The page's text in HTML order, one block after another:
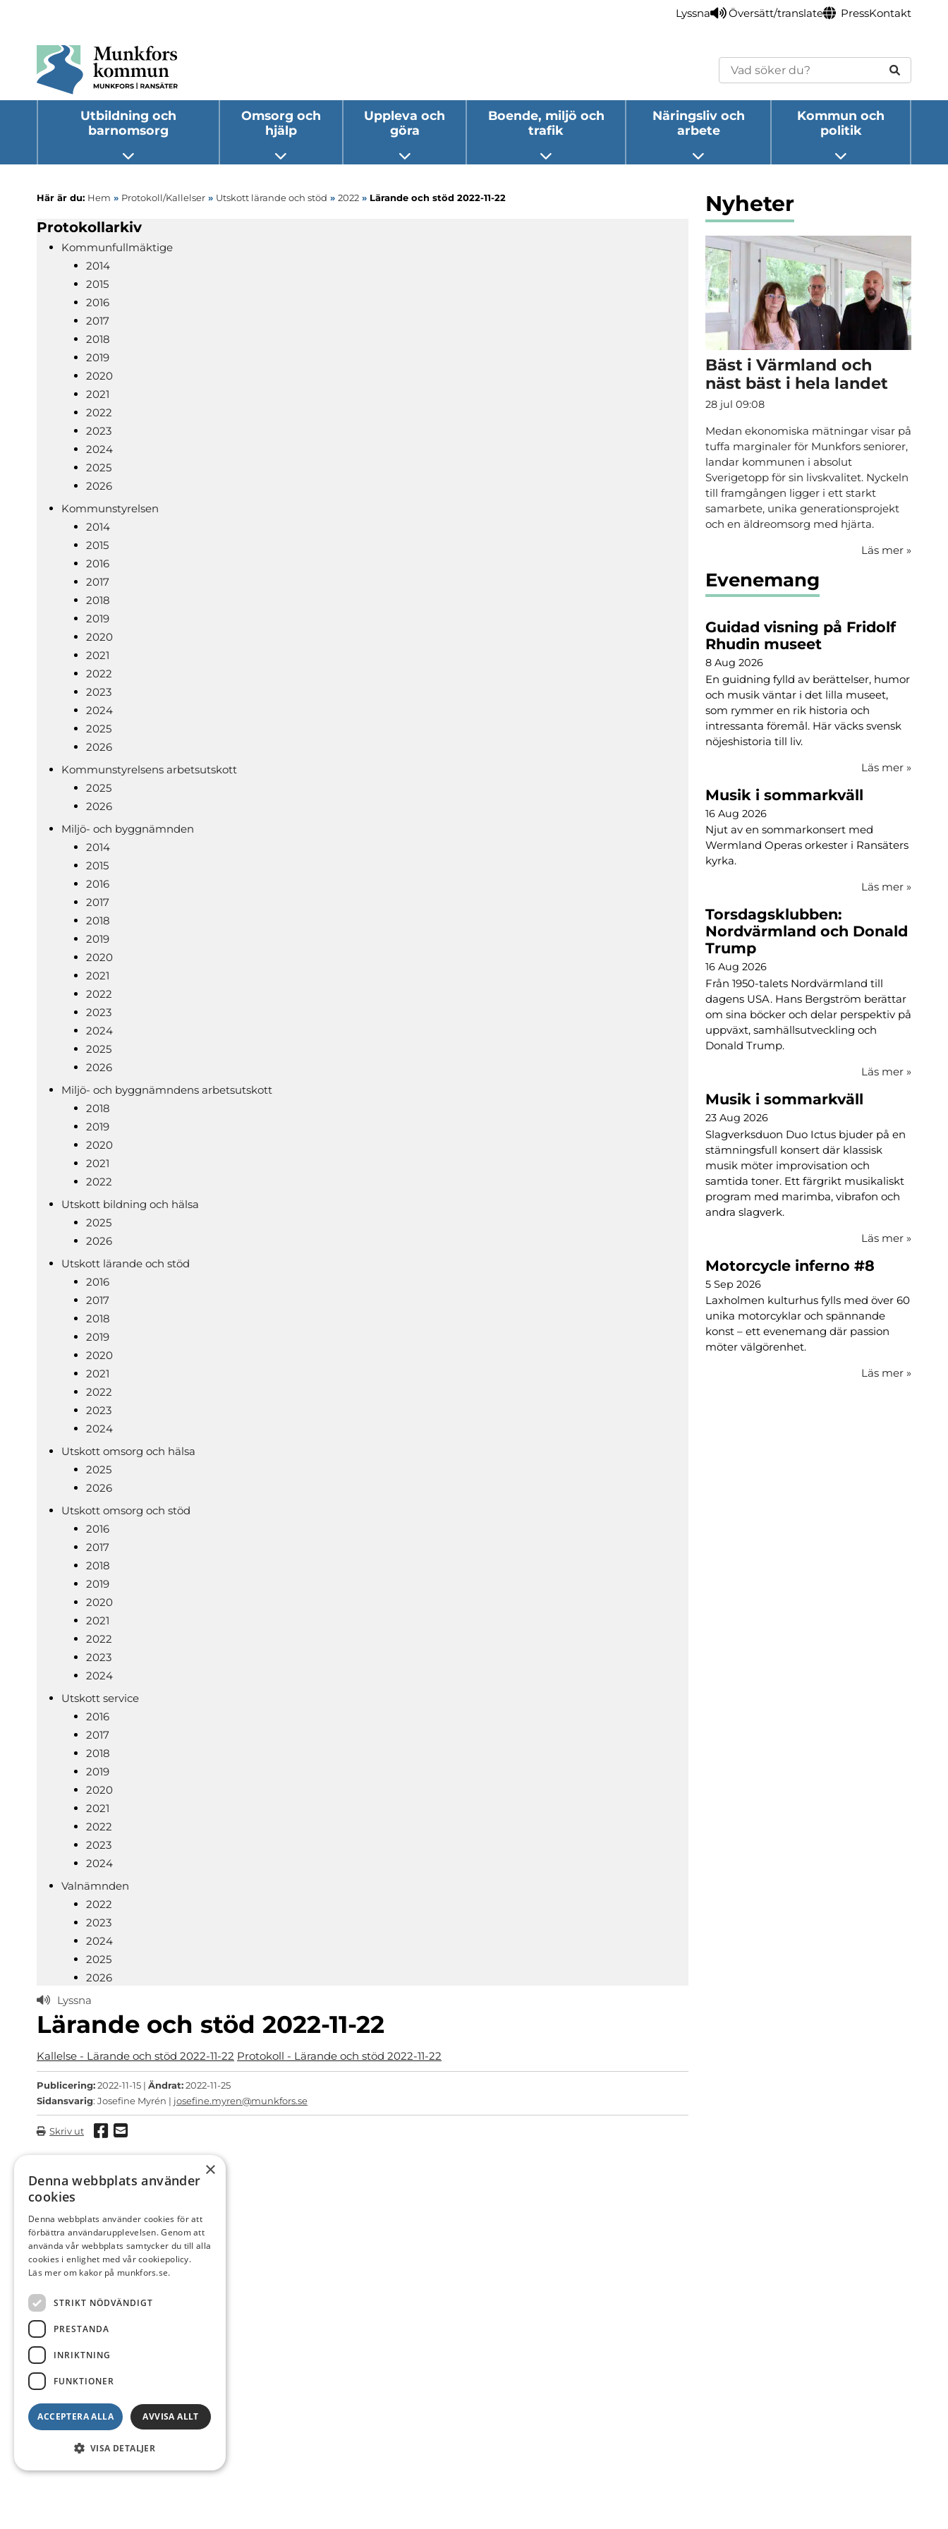
Lyssna Översätt/translate PressKontakt
Sök
Utbildning och
barnomsorg
Öppna undermeny
Omsorg och
hjälp
Öppna undermeny
Uppleva och
göra
Öppna undermeny
Boende, miljö och
trafik
Öppna undermeny
Näringsliv och
arbete
Öppna undermeny
Kommun och
politik
Öppna undermeny
Här är du: Hem » Protokoll/Kallelser » Utskott lärande och stöd » 2022 » Lärande och stöd 2022-11-22
Protokollarkiv
Kommunfullmäktige
2014
2015
2016
2017
2018
2019
2020
2021
2022
2023
2024
2025
2026
Kommunstyrelsen
2014
2015
2016
2017
2018
2019
2020
2021
2022
2023
2024
2025
2026
Kommunstyrelsens arbetsutskott
2025
2026
Miljö- och byggnämnden
2014
2015
2016
2017
2018
2019
2020
2021
2022
2023
2024
2025
2026
Miljö- och byggnämndens arbetsutskott
2018
2019
2020
2021
2022
Utskott bildning och hälsa
2025
2026
Utskott lärande och stöd
2016
2017
2018
2019
2020
2021
2022
2023
2024
Utskott omsorg och hälsa
2025
2026
Utskott omsorg och stöd
2016
2017
2018
2019
2020
2021
2022
2023
2024
Utskott service
2016
2017
2018
2019
2020
2021
2022
2023
2024
Valnämnden
2022
2023
2024
2025
2026
Lyssna
Lärande och stöd 2022-11-22
Kallelse - Lärande och stöd 2022-11-22 Protokoll - Lärande och stöd 2022-11-22
Publicering:2022-11-15 | Ändrat:2022-11-25
Sidansvarig: Josefine Myrén | josefine.myren@munkfors.se
Skriv ut Dela via Facebook
Dela via mail
Nyheter
Bäst i Värmland och
näst bäst i hela landet
28 jul 09:08
Medan ekonomiska mätningar visar på
tuffa marginaler för Munkfors seniorer,
landar kommunen i absolut
Sverigetopp för sin livskvalitet. Nyckeln
till framgången ligger i ett starkt
samarbete, unika generationsprojekt
och en äldreomsorg med hjärta.
Läs mer »
Evenemang
Guidad visning på Fridolf
Rhudin museet
8 Aug 2026
En guidning fylld av berättelser, humor
och musik väntar i det lilla museet,
som rymmer en rik historia och
intressanta föremål. Här väcks svensk
nöjeshistoria till liv.
Läs mer »
Musik i sommarkväll
16 Aug 2026
Njut av en sommarkonsert med
Wermland Operas orkester i Ransäters
kyrka.
Läs mer »
Torsdagsklubben:
Nordvärmland och Donald
Trump
16 Aug 2026
Från 1950-talets Nordvärmland till
dagens USA. Hans Bergström berättar
om sina böcker och delar perspektiv på
uppväxt, samhällsutveckling och
Donald Trump.
Läs mer »
Musik i sommarkväll
23 Aug 2026
Slagverksduon Duo Ictus bjuder på en
stämningsfull konsert där klassisk
musik möter improvisation och
samtida toner. Ett färgrikt musikaliskt
program med marimba, vibrafon och
andra slagverk.
Läs mer »
Motorcycle inferno #8
5 Sep 2026
Laxholmen kulturhus fylls med över 60
unika motorcyklar och spännande
konst – ett evenemang där passion
möter välgörenhet.
Läs mer »
×
Denna webbplats använder
cookies
Denna webbplats använder cookies för att
förbättra användarupplevelsen. Genom att
använda vår webbplats samtycker du till alla
cookies i enlighet med vår cookiepolicy.
Läs mer om kakor på munkfors.se.
STRIKT NÖDVÄNDIGT
PRESTANDA
INRIKTNING
FUNKTIONER
ACCEPTERA ALLA AVVISA ALLT
VISA DETALJER